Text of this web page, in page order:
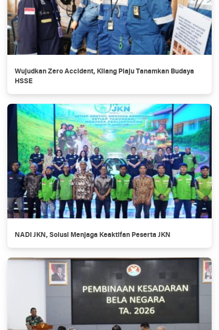
Wujudkan Zero Accident, Kilang Plaju Tanamkan Budaya
HSSE
NADI JKN, Solusi Menjaga Keaktifan Peserta JKN